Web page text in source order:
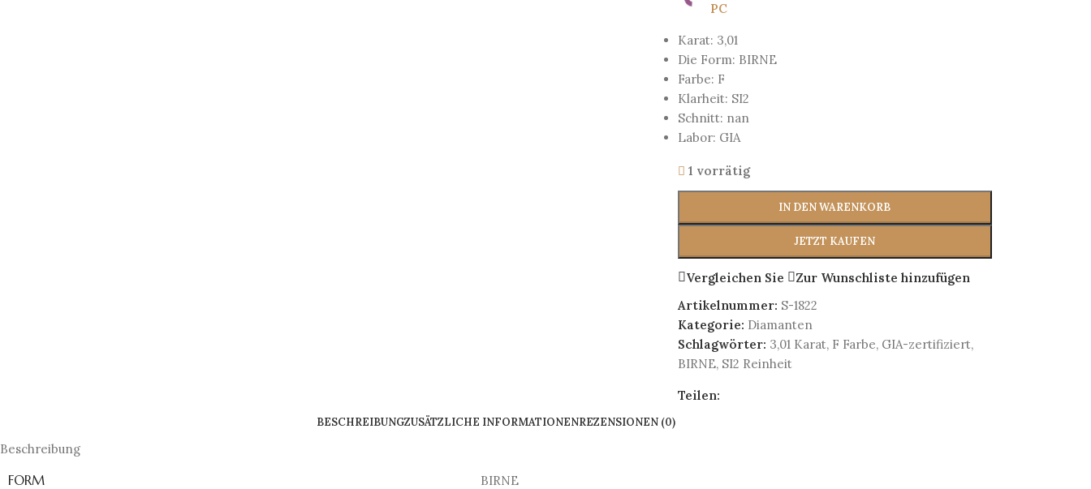
PC
Karat: 3,01
Die Form: BIRNE
Farbe: F
Klarheit: SI2
Schnitt: nan
Labor: GIA
1 vorrätig
IN DEN WARENKORB
JETZT KAUFEN
Vergleichen Sie
Zur Wunschliste hinzufügen
Artikelnummer: S-1822
Kategorie: Diamanten
Schlagwörter: 3,01 Karat, F Farbe, GIA-zertifiziert,
BIRNE, SI2 Reinheit
Teilen:
BESCHREIBUNGZUSÄTZLICHE INFORMATIONENREZENSIONEN (0)
Beschreibung
FORM BIRNE